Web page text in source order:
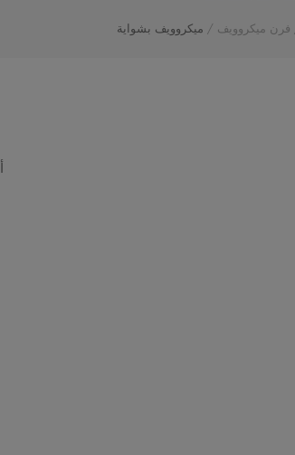
فرن ميكروويف ميكروويف بشواية